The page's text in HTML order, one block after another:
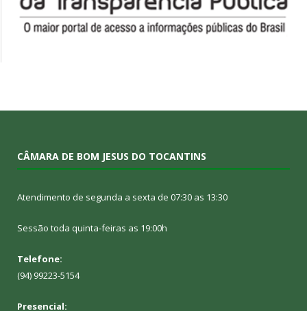
CÂMARA DE BOM JESUS DO TOCANTINS
Atendimento de segunda a sexta de 07:30 as 13:30
Sessão toda quinta-feiras as 19:00h
Telefone:
(94) 99223-5154
Presencial: